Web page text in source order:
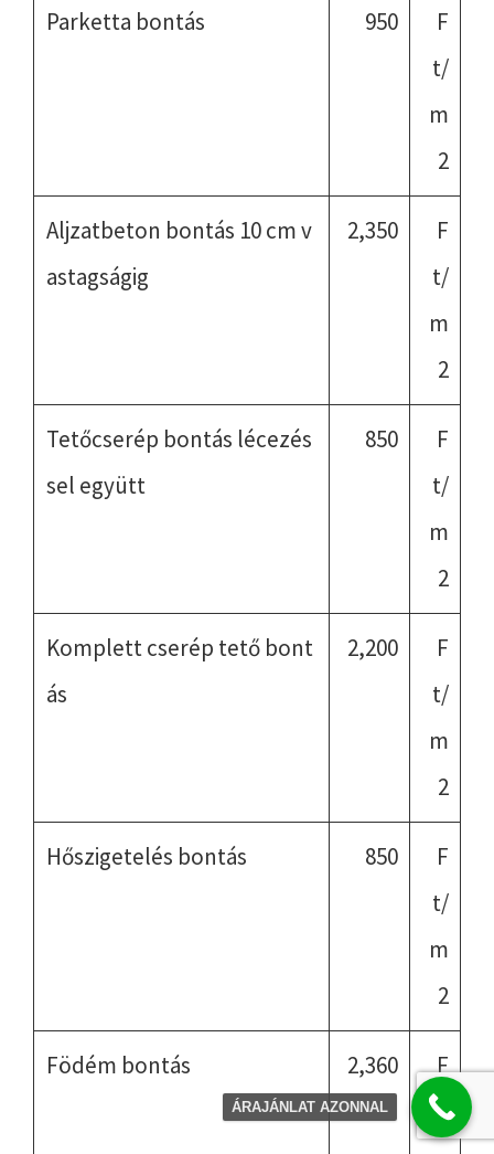
Parketta bontás 950
F
t/
m
2
Aljzatbeton bontás 10 cm v
astagságig
2,350
F
t/
m
2
Tetőcserép bontás lécezés
sel együtt
850
F
t/
m
2
Komplett cserép tető bont
ás
2,200
F
t/
m
2
Hőszigetelés bontás 850
F
t/
m
2
Födém bontás 2,360
F
t/
ÁRAJÁNLAT AZONNAL